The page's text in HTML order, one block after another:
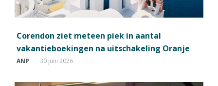
Corendon ziet meteen piek in aantal
vakantieboekingen na uitschakeling Oranje
ANP 30 juni 2026